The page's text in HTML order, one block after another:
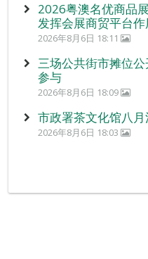
2026粤澳名优商品
发挥会展商贸平台作
2026年8月6日 18:11
三场公共街市摊位
参与
2026年8月6日 18:09
市政署茶文化馆八月
2026年8月6日 18:03